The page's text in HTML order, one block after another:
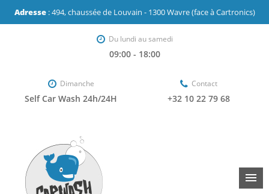
Adresse: 494, chaussée de Louvain - 1300 Wavre (face à Cartronics)
Du lundi au samedi
09:00 - 18:00
Dimanche
Self Car Wash 24h/24H
Contact
+32 10 22 79 68